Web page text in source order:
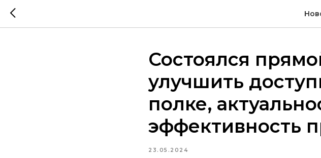
Состоялся
улучшить
полке,
эффективность
23.05.2024